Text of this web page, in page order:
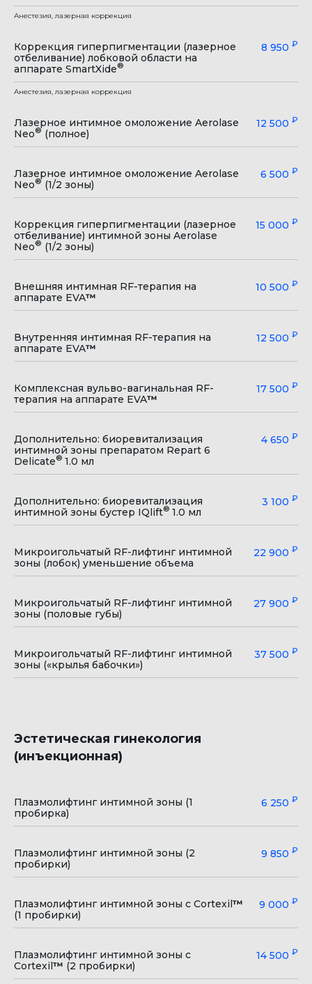
Анестезия, лазерная коррекция
Коррекция гиперпигментации (лазерное
отбеливание) лобковой области на
аппарате SmartXide®
8 950 ₽
Анестезия, лазерная коррекция
Лазерное интимное омоложение Aerolase
Neo® (полное)
12 500 ₽
Лазерное интимное омоложение Aerolase
Neo® (1/2 зоны)
6 500 ₽
Коррекция гиперпигментации (лазерное
отбеливание) интимной зоны Aerolase
Neo® (1/2 зоны)
15 000 ₽
Внешняя интимная RF-терапия на
аппарате EVA™
10 500 ₽
Внутренняя интимная RF-терапия на
аппарате EVA™
12 500 ₽
Комплексная вульво-вагинальная RF-
терапия на аппарате EVA™
17 500 ₽
Дополнительно: биоревитализация
интимной зоны препаратом Repart 6
Delicate® 1.0 мл
4 650 ₽
Дополнительно: биоревитализация
интимной зоны бустер IQlift® 1.0 мл
3 100 ₽
Микроигольчатый RF-лифтинг интимной
зоны (лобок) уменьшение объема
22 900 ₽
Микроигольчатый RF-лифтинг интимной
зоны (половые губы)
27 900 ₽
Микроигольчатый RF-лифтинг интимной
зоны («крылья бабочки»)
37 500 ₽
Эстетическая гинекология
(инъекционная)
Плазмолифтинг интимной зоны (1
пробирка)
6 250 ₽
Плазмолифтинг интимной зоны (2
пробирки)
9 850 ₽
Плазмолифтинг интимной зоны с Cortexil™
(1 пробирки)
9 000 ₽
Плазмолифтинг интимной зоны с
Cortexil™ (2 пробирки)
14 500 ₽